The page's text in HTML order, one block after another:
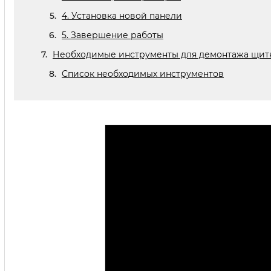
4. Установка новой панели
5. Завершение работы
Необходимые инструменты для демонтажа
Список необходимых инструментов